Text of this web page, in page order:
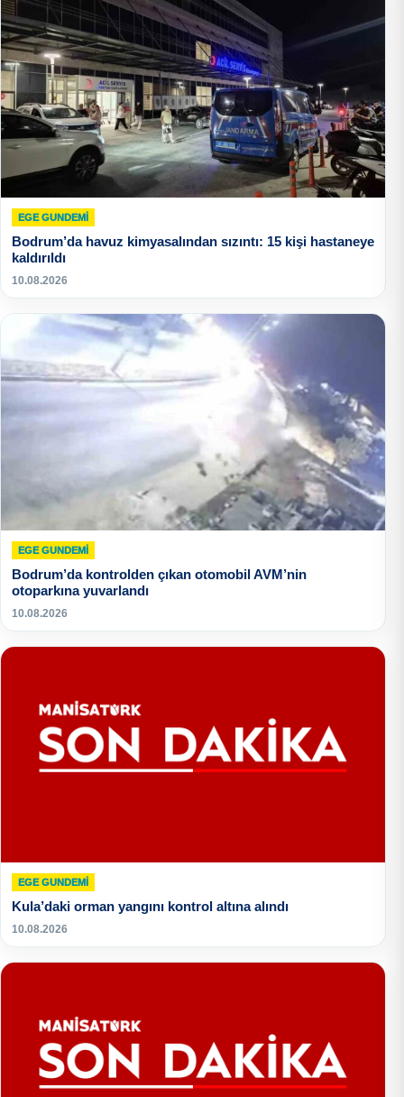
EGE GUNDEMİ
Bodrum’da havuz kimyasalından sızıntı: 15 kişi hastaneye
kaldırıldı
10.08.2026
EGE GUNDEMİ
Bodrum’da kontrolden çıkan otomobil AVM’nin
otoparkına yuvarlandı
10.08.2026
EGE GUNDEMİ
Kula’daki orman yangını kontrol altına alındı
10.08.2026